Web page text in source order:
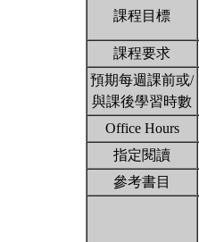
課程目標
課程要求
預期每週課前或/
與課後學習時數
Office Hours
指定閱讀
參考書目